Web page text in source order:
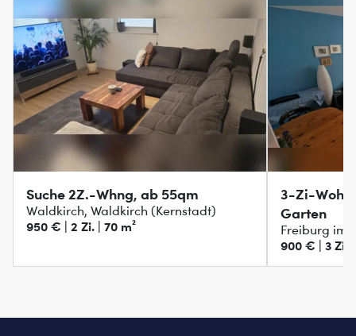
Suche 2Z.-Whng, ab 55qm
Waldkirch, Waldkirch (Kernstadt)
950 € | 2 Zi. | 70 m²
3-Zi-
Garten
Freiburg im
900 € | 3 Zi.